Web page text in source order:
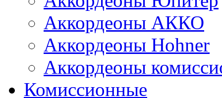
Аккордеоны АККО
Аккордеоны Hohner
Аккордеоны
Комиссионные